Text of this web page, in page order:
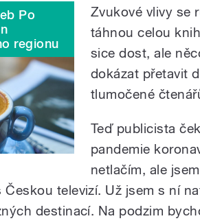
Po
regionu
Zvukové vlivy se
táhnou celou
sice dost, ale
dokázat přetavit
tlumočené
Teď publicista
pandemie
netlačím, ale
Českou televizí. Už jsem s ní
destinací. Na podzim